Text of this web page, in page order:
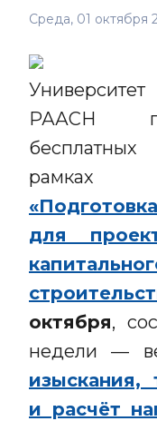
Среда, 01 октября
РААСН
для
октября,
недели —
изыскания,
и расчёт